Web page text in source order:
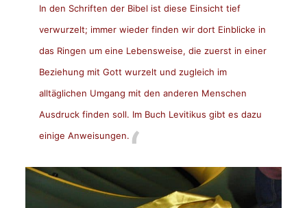
In den Schriften der Bibel ist diese Einsicht tief
verwurzelt; immer wieder finden wir dort Einblicke in
das Ringen um eine Lebensweise, die zuerst in einer
Beziehung mit Gott wurzelt und zugleich im
alltäglichen Umgang mit den anderen Menschen
Ausdruck finden soll. Im Buch Levitikus gibt es dazu
einige Anweisungen.